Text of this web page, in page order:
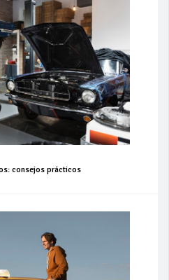
consejos prácticos